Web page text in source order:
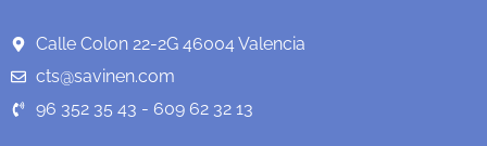
Calle Colon 22-2G 46004 Valencia
cts@savinen.com
96 352 35 43 - 609 62 32 13